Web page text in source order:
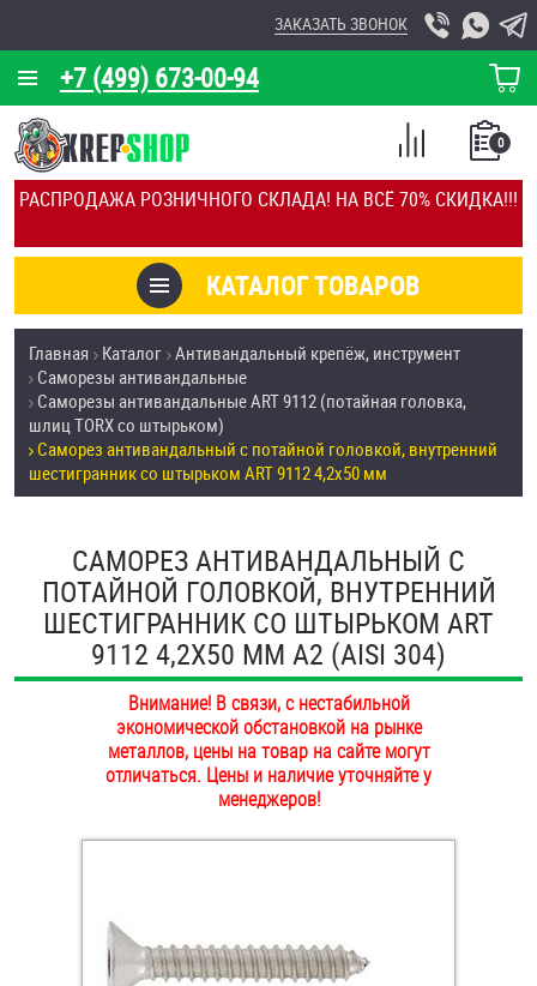
РАСПРОДАЖА РОЗНИЧНОГО СКЛАДА! НА ВСЁ 70% СКИДКА!!!
+7 (499) 673-00-94
ЗАКАЗАТЬ ЗВОНОК
КОРЗИНА
О КОМПАНИИ
КАЛЬКУЛЯТОР
ОТЗЫВЫ
УСЛУГИ
СКИДКИ
ОПТ
ОПЛАТА И ДОСТАВКА
НАШИ МАГАЗИНЫ
КАТАЛОГ ТОВАРОВ
0
СПИСОК
СРАВНЕНИЕ
Товары со скидкой
Анкеры
Антивандальный крепёж, инструмент
Втулки
Гайки
Дюймовый крепёж
Заклепки (Гайки-Заклепки)
Инструмент
Крюки, кольца с метрической резьбой
Главная Каталог Антивандальный крепёж, инструмент
Саморезы антивандальные
Саморезы антивандальные ART 9112 (потайная головка,
шлиц TORX со штырьком)
Саморез антивандальный с потайной головкой, внутренний
шестигранник со штырьком ART 9112 4,2х50 мм
САМОРЕЗ АНТИВАНДАЛЬНЫЙ С
ПОТАЙНОЙ ГОЛОВКОЙ, ВНУТРЕННИЙ
ШЕСТИГРАННИК СО ШТЫРЬКОМ ART
9112 4,2Х50 ММ А2 (AISI 304)
Внимание! В связи, с нестабильной
экономической обстановкой на рынке
металлов, цены на товар на сайте могут
отличаться. Цены и наличие уточняйте у
менеджеров!